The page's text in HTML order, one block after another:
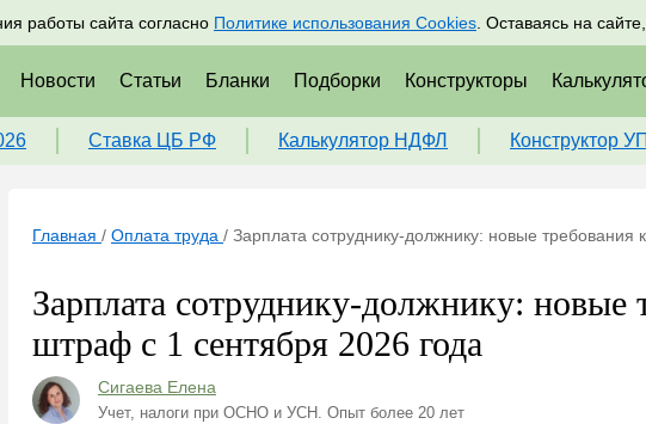
работы сайта согласно Политике использования Cookies . Оставаясь на
учету и кадрам Подписаться
Новости Статьи Бланки Подборки Конструкторы
Ставка ЦБ РФ Калькулятор НДФЛ Конструктор
Главная / Оплата труда / Зарплата сотруднику-должнику: новые
Зарплата сотруднику-должнику: новые
штраф с 1 сентября 2026 года
Сигаева Елена
Учет, налоги при ОСНО и УСН. Опыт более 20 лет